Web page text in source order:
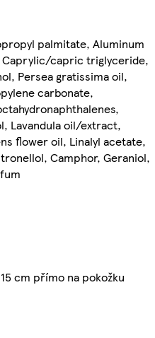
palmitate, Aluminum
capric triglyceride,
Persea gratissima oil,
carbonate,
Lavandula oil/extract,
flower oil, Linalyl acetate,
Camphor, Geraniol,
cm přímo na pokožku